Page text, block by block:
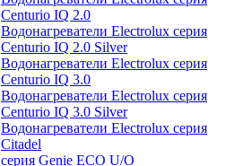
Centurio IQ 2.0
Водонагреватели Electrolux серия
Centurio IQ 2.0 Silver
Водонагреватели Electrolux серия
Centurio IQ 3.0
Водонагреватели Electrolux серия
Centurio IQ 3.0 Silver
Водонагреватели Electrolux серия
Citadel
серия Genie ECO U/О